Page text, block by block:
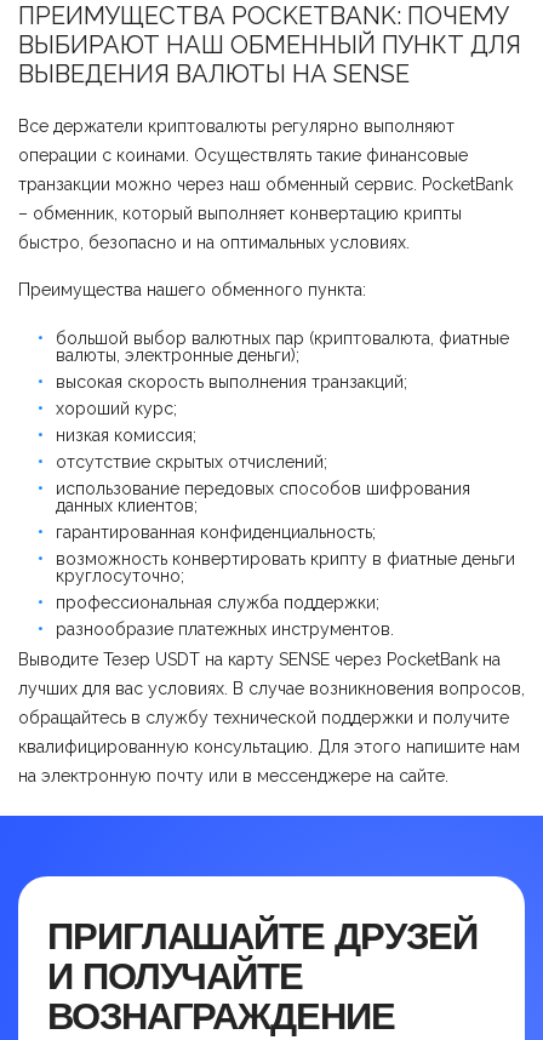
ПРЕИМУЩЕСТВА POCKETBANK: ПОЧЕМУ
ВЫБИРАЮТ НАШ ОБМЕННЫЙ ПУНКТ ДЛЯ
ВЫВЕДЕНИЯ ВАЛЮТЫ НА SENSE
Все держатели криптовалюты регулярно выполняют
операции с коинами. Осуществлять такие финансовые
транзакции можно через наш обменный сервис. PocketBank
– обменник, который выполняет конвертацию крипты
быстро, безопасно и на оптимальных условиях.
Преимущества нашего обменного пункта:
большой выбор валютных пар (криптовалюта, фиатные
валюты, электронные деньги);
высокая скорость выполнения транзакций;
хороший курс;
низкая комиссия;
отсутствие скрытых отчислений;
использование передовых способов шифрования
данных клиентов;
гарантированная конфиденциальность;
возможность конвертировать крипту в фиатные деньги
круглосуточно;
профессиональная служба поддержки;
разнообразие платежных инструментов.
Выводите Тезер USDT на карту SENSE через PocketBank на
лучших для вас условиях. В случае возникновения вопросов,
обращайтесь в службу технической поддержки и получите
квалифицированную консультацию. Для этого напишите нам
на электронную почту или в мессенджере на сайте.
ПРИГЛАШАЙТЕ ДРУЗЕЙ
И ПОЛУЧАЙТЕ
ВОЗНАГРАЖДЕНИЕ